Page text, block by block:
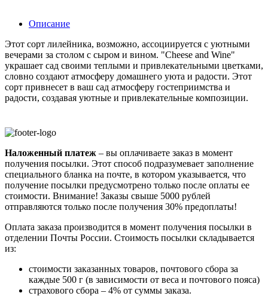
Описание
Этот сорт лилейника, возможно, ассоциируется с уютными
вечерами за столом с сыром и вином. "Cheese and Wine"
украшает сад своими теплыми и привлекательными цветками,
словно создают атмосферу домашнего уюта и радости. Этот
сорт привнесет в ваш сад атмосферу гостеприимства и
радости, создавая уютные и привлекательные композиции.
Наложенный платеж – вы оплачиваете заказ в момент
получения посылки. Этот способ подразумевает заполнение
специального бланка на почте, в котором указывается, что
получение посылки предусмотрено только после оплаты ее
стоимости. Внимание! Заказы свыше 5000 рублей
отправляются только после получения 30% предоплаты!
Оплата заказа производится в момент получения посылки в
отделении Почты России. Стоимость посылки складывается
из:
стоимости заказанных товаров, почтового сбора за
каждые 500 г (в зависимости от веса и почтового пояса)
страхового сбора – 4% от суммы заказа.